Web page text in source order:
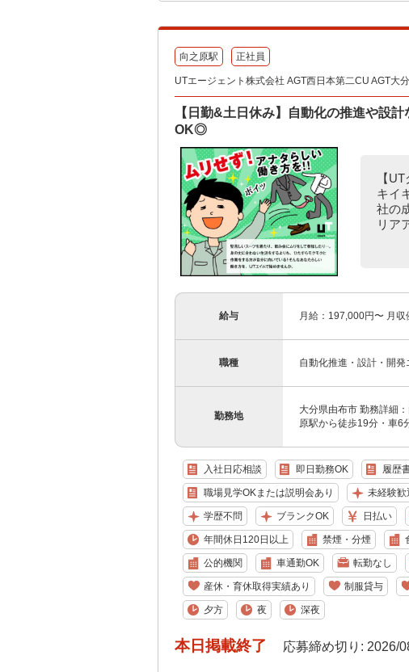
向之原駅 正社員
UTエージェント株式会社 AGT西日本第二CU AGT大
【日勤&土日休み】自動化の推進や設
OK◎
【
キイ
社の
リア
給与 月給：197,000円〜 月
職種 自動化推進・設計・開発
勤務地
大分県由布市 勤務詳細
原駅から徒歩19分・車
入社日応相談 即日勤務OK 履歴
職場見学OKまたは説明会あり 未経験歓
学歴不問 ブランクOK 日払い
年間休日120日以上 禁煙・分煙
公的機関 車通勤OK 転勤なし
産休・育休取得実績あり 制服貸与
夕方 夜 深夜
本日掲載終了 応募締め切り: 2026/